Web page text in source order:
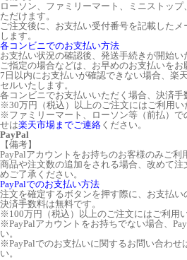
ローソン、ファミリーマート、ミニストッ
ただけます。
ご注文後に、お支払い受付番号を記載した
します。
各コンビニでのお支払い方法
お支払い状況の確認後、発送手続きが開始
ご指定の場合などは、お早めのお支払いをお
7日以内にお支払いが確認できない場合、楽
セルいたします。
各コンビニでお支払いいただく場合、決済手
※30万円（税込）以上のご注文にはご利用い
※ファミリーマート、ローソン等（前払）で
せは楽天市場までご連絡 ください。
PayPal
【備考】
PayPalアカウントをお持ちのお客様のみご利
商品や注文数の追加をされる場合、改めて
めご了承ください。
PayPalでのお支払い方法
注文を確定するボタンを押す際に、お支払い
決済手数料は無料です。
※100万円（税込）以上のご注文にはご利用
※PayPalアカウントをお持ちでない場合、
い。
※PayPalでのお支払いに関するお問い合わせ
い。